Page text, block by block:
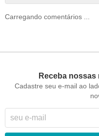
Carregando comentários ...
Receba nossas
Cadastre seu e-mail ao